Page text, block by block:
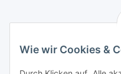
Wie wir Cookies &